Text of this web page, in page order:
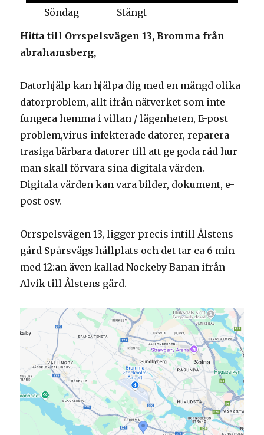
Söndag
Stängt
Hitta till Orrspelsvägen 13, Bromma från
abrahamsberg,
Datorhjälp kan hjälpa dig med en mängd olika
datorproblem, allt ifrån nätverket som inte
fungera hemma i villan / lägenheten, E-post
problem,virus infekterade datorer, reparera
trasiga bärbara datorer till att ge goda råd hur
man skall förvara sina digitala värden.
Digitala värden kan vara bilder, dokument, e-
post osv.
Orrspelsvägen 13, ligger precis intill Ålstens
gård Spårsvägs hållplats och det tar ca 6 min
med 12:an även kallad Nockeby Banan ifrån
Alvik till Ålstens gård.